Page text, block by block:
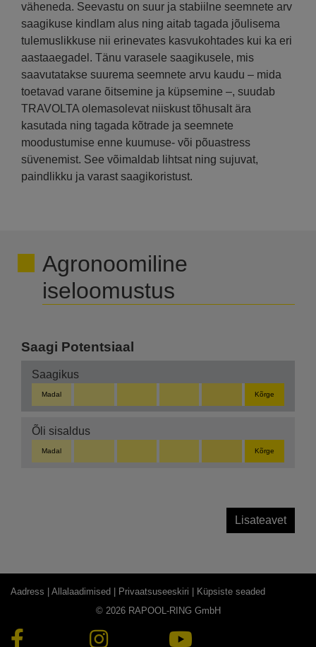
väheneda. Seevastu on suur ja stabiilne seemnete arv
saagikuse kindlam alus ning aitab tagada jõulisema
tulemuslikkuse nii erinevates kasvukohtades kui ka eri
aastaaegadel. Tänu varasele saagikusele, mis
saavutatakse suurema seemnete arvu kaudu – mida
toetavad varane õitsemine ja küpsemine –, suudab
TRAVOLTA olemasolevat niiskust tõhusalt ära
kasutada ning tagada kõtrade ja seemnete
moodustumise enne kuumuse- või põuastress
süvenemist. See võimaldab lihtsat ning sujuvat,
paindlikku ja varast saagikoristust.
Agronoomiline
iseloomustus
Saagi Potentsiaal
Saagikus
Madal Kõrge
Õli sisaldus
Madal Kõrge
Lisateavet
Aadress | Allalaadimised | Privaatsuseeskiri |
Küpsiste seaded
© 2026 RAPOOL-RING GmbH